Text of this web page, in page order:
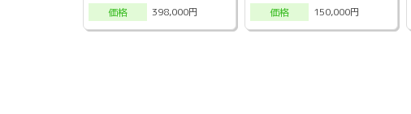
価格
398,000円
価格
150,000円